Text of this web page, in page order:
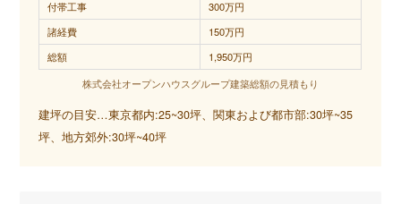
付帯工事
300万円
諸経費
150万円
総額
1,950万円
株式会社オープンハウスグループ建築総額の見積もり
建坪の目安…東京都内:25~30坪、関東および都市部:30坪~35
坪、地方郊外:30坪~40坪